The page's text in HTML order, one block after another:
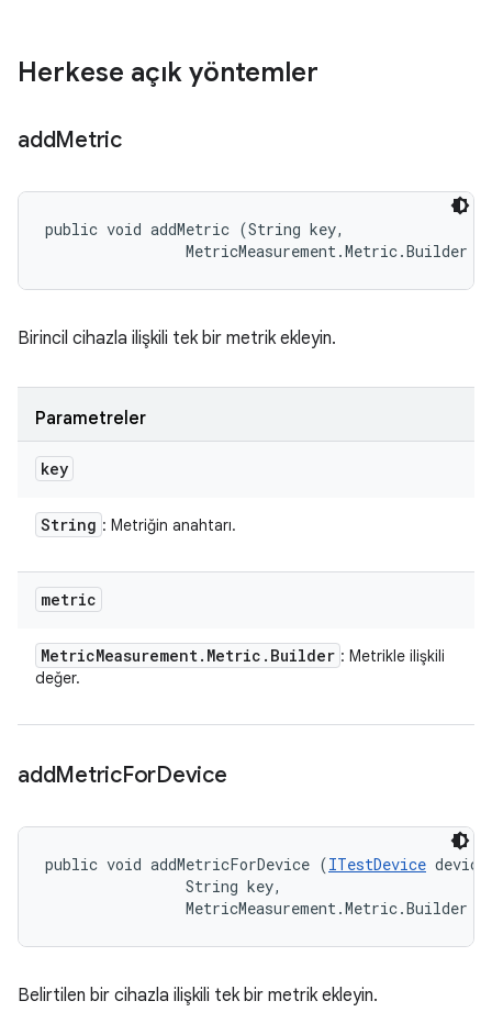
Herkese açık yöntemler
addMetric
public void addMetric (String key,
MetricMeasurement.Metric.Builder
Birincil cihazla ilişkili tek bir metrik ekleyin.
Parametreler
key
String : Metriğin anahtarı.
metric
MetricMeasurement. Metric . Builder : Metrikle ilişkili
değer.
addMetricForDevice
public void addMetricForDevice (ITestDevice
                String key,
MetricMeasurement.Metric.Builder
Belirtilen bir cihazla ilişkili tek bir metrik ekleyin.